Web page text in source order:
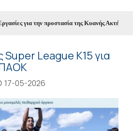
για την προστασία της Κυανής Ακτής
League K15 για
17-05-2026